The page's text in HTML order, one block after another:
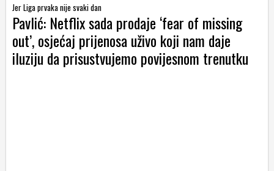
Jer Liga prvaka nije svaki dan
Pavlić: Netflix sada prodaje ‘fear of missing
out’, osjećaj prijenosa uživo koji nam daje
iluziju da prisustvujemo povijesnom trenutku